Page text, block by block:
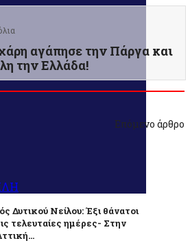
αγάπησε την Πάργα και
την Ελλάδα!
Επόμενο άρθρο
Δυτικού Νείλου: Έξι θάνατοι
τελευταίες ημέρες- Στην